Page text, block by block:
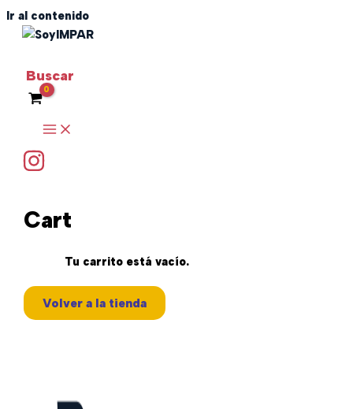
Ir al contenido
Buscar
Cart
Tu carrito está vacío.
Volver a la tienda